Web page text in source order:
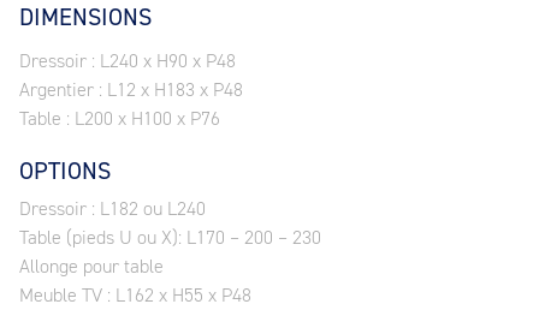
DIMENSIONS
Dressoir : L240 x H90 x P48
Argentier : L12 x H183 x P48
Table : L200 x H100 x P76
OPTIONS
Dressoir : L182 ou L240
Table (pieds U ou X): L170 – 200 – 230
Allonge pour table
Meuble TV : L162 x H55 x P48